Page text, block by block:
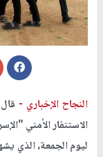
النجاح الإخباري -
الاستنفار الأمني
ليوم الجمعة، الذي